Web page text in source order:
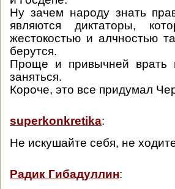
Ну зачем народу знать
являются диктаторы,
жестокостью и алчностью
берутся.
Проще и привычней врать
заняться.
Короче, это все придумал
superkonkretika:
Не искушайте себя, не
Радик Гибадуллин: